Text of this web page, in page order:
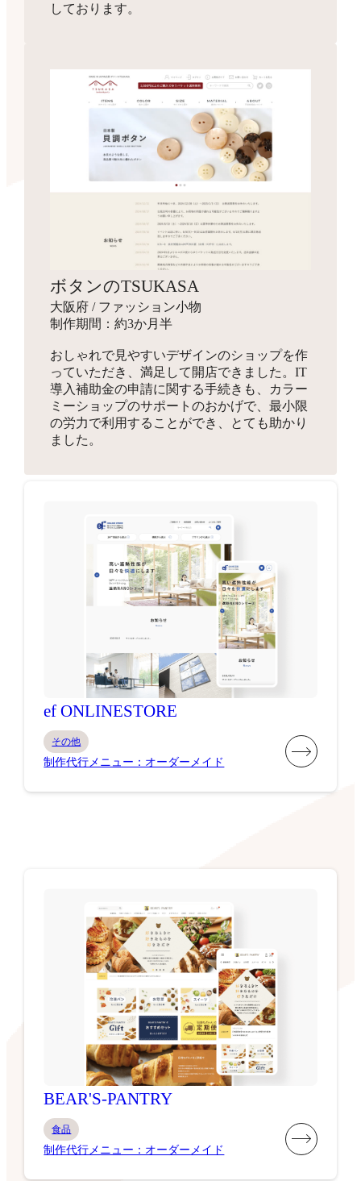
しております。
ボタンのTSUKASA
大阪府 / ファッション小物
制作期間：約3か月半
おしゃれで見やすいデザインのショップを作
っていただき、満足して開店できました。IT
導入補助金の申請に関する手続きも、カラー
ミーショップのサポートのおかげで、最小限
の労力で利用することができ、とても助かり
ました。
ef ONLINESTORE
その他
制作代行メニュー：オーダーメイド
BEAR'S-PANTRY
食品
制作代行メニュー：オーダーメイド